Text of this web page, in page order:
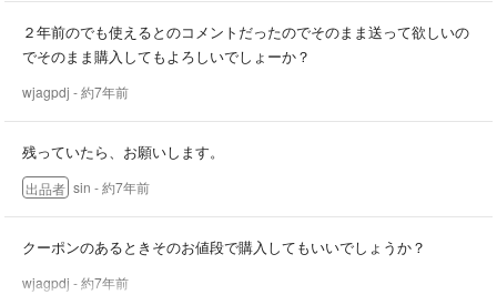
２年前のでも使えるとのコメントだったのでそのまま送って欲しいの
でそのまま購入してもよろしいでしょーか？
wjagpdj - 約7年前
残っていたら、お願いします。
出品者 sin - 約7年前
クーポンのあるときそのお値段で購入してもいいでしょうか？
wjagpdj - 約7年前